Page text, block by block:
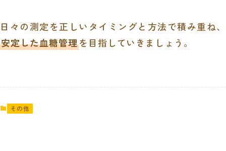
日々の測定を正しいタイミングと方法で積み重ね、
安定した血糖管理を目指していきましょう。
その他